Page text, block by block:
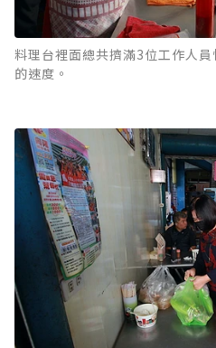
料理台裡面總共擠滿3位工作人
的速度。